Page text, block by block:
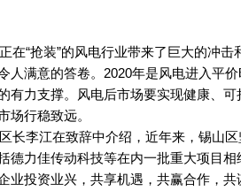
“抢装”的风电行业带来了巨大的冲击
人满意的答卷。2020年是风电进入平
有力支撑。风电后市场要实现健康、可
行稳致远。
李江在致辞中介绍，近年来，锡山区
德力佳传动科技等在内一批重大项目相
投资业兴，共享机遇，共赢合作，共